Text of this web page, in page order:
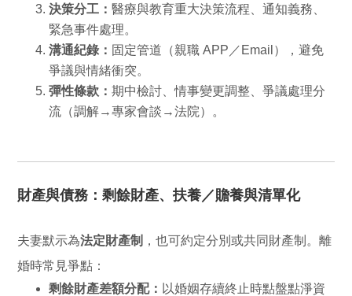
決策分工：醫療與教育重大決策流程、通知義務、
緊急事件處理。
溝通紀錄： 固定管道（親職 APP／Email），避免
爭議與情緒衝突。
彈性條款：期中檢討、情事變更調整、爭議處理分
流（調解→專家會談→法院）。
財產與債務：剩餘財產、扶養／贍養與清單化
夫妻默示為法定財產制 ，也可約定分別或共同財產制。離
婚時常見爭點：
剩餘財產差額分配： 以婚姻存續終止時點盤點淨資